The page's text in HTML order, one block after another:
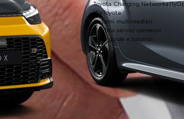
Toyota Charging Network
WeToyota
Sistemi multimediali
Verifica servizi connessi
FAQ, guide e tutorial